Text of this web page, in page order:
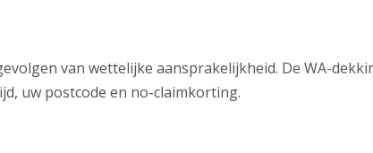
van wettelijke aansprakelijkheid. De WA-
uw postcode en no-claimkorting.